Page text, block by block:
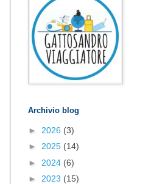
Archivio blog
► 2026 (3)
► 2025 (14)
► 2024 (6)
► 2023 (15)